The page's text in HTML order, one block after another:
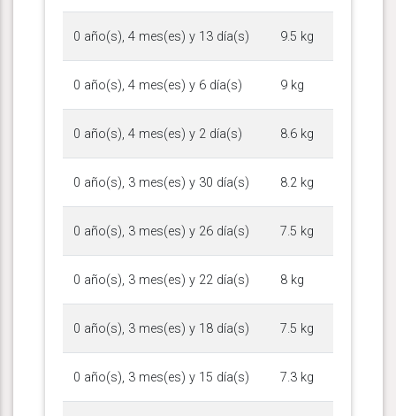
0 año(s), 4 mes(es) y 13 día(s) 9.5 kg
0 año(s), 4 mes(es) y 6 día(s) 9 kg
0 año(s), 4 mes(es) y 2 día(s) 8.6 kg
0 año(s), 3 mes(es) y 30 día(s) 8.2 kg
0 año(s), 3 mes(es) y 26 día(s) 7.5 kg
0 año(s), 3 mes(es) y 22 día(s) 8 kg
0 año(s), 3 mes(es) y 18 día(s) 7.5 kg
0 año(s), 3 mes(es) y 15 día(s) 7.3 kg